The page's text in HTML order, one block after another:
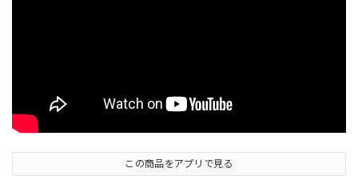
この商品をアプリで見る